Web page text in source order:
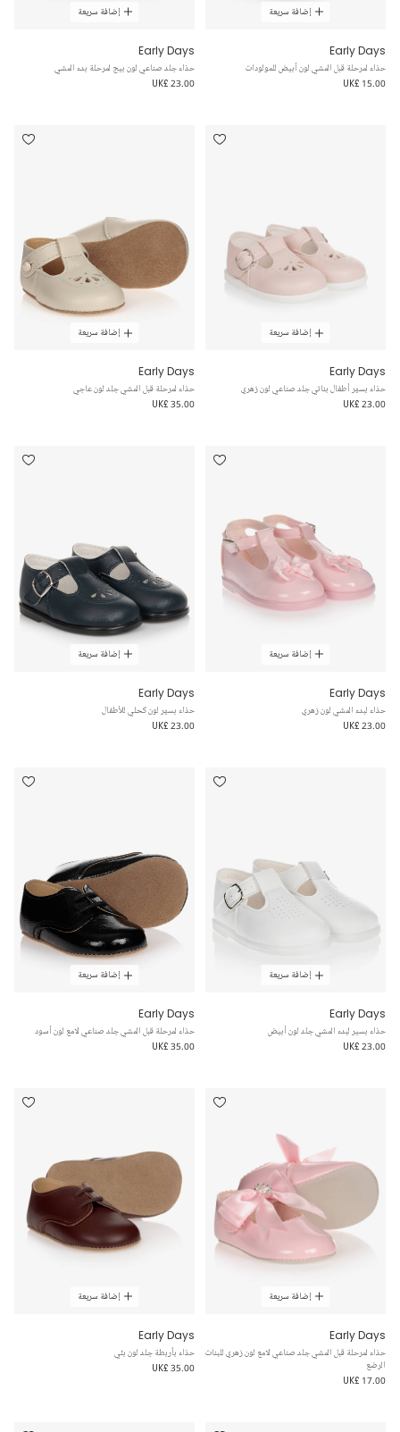
إضافة سريعة
Early Days
حذاء لمرحلة قبل المشي لون أبيض للمولودات
UK£ 15.00
إضافة سريعة
Early Days
حذاء جلد صناعي لون بيج لمرحلة بدء المشي
UK£ 23.00
إضافة سريعة
Early Days
حذاء بسيّر أطفال بناتي جلد صناعي لون زهري
UK£ 23.00
إضافة سريعة
Early Days
حذاء لمرحلة قبل المشي جلد لون عاجي
UK£ 35.00
إضافة سريعة
Early Days
حذاء لبدء المشي لون زهري
UK£ 23.00
إضافة سريعة
Early Days
حذاء بسيّر لون كحلي للأطفال
UK£ 23.00
إضافة سريعة
Early Days
حذاء بسير لبدء المشي جلد لون أبيض
UK£ 23.00
إضافة سريعة
Early Days
حذاء لمرحلة قبل المشي جلد صناعي لامع لون أسود
UK£ 35.00
إضافة سريعة
Early Days
حذاء لمرحلة قبل المشي جلد صناعي لامع لون زهري للبنات
الرضع
UK£ 17.00
إضافة سريعة
Early Days
حذاء بأربطة جلد لون بنّي
UK£ 35.00